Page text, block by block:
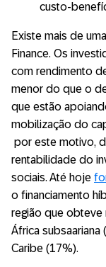
custo-
Existe mais de
Finance. Os
com rendimento
menor do que o
que estão
mobilização do
por este motivo,
rentabilidade do
sociais. Até hoje
o financiamento
região que obteve
África subsaariana
Caribe (17%).